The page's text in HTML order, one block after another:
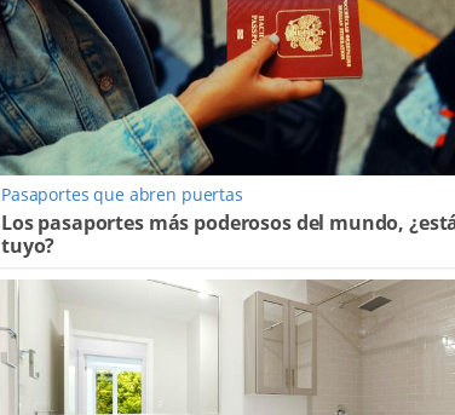
Pasaportes que abren puertas
Los pasaportes más poderosos del mundo,
tuyo?